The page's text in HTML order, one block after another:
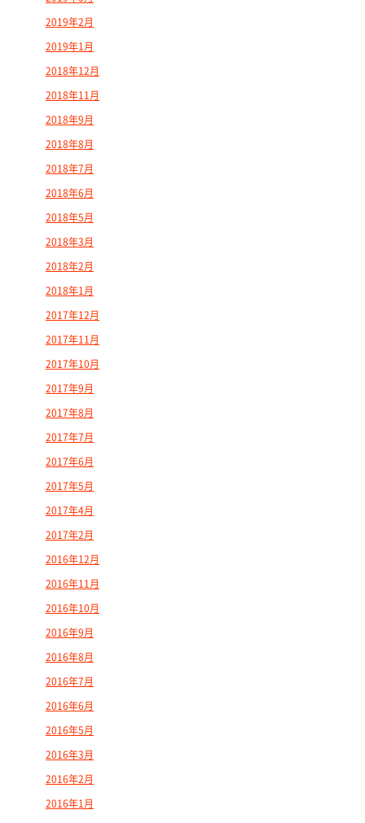
2019年2月
2019年1月
2018年12月
2018年11月
2018年9月
2018年8月
2018年7月
2018年6月
2018年5月
2018年3月
2018年2月
2018年1月
2017年12月
2017年11月
2017年10月
2017年9月
2017年8月
2017年7月
2017年6月
2017年5月
2017年4月
2017年2月
2016年12月
2016年11月
2016年10月
2016年9月
2016年8月
2016年7月
2016年6月
2016年5月
2016年3月
2016年2月
2016年1月